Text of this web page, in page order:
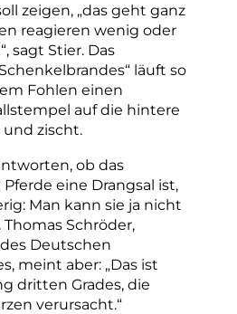
zeigen, „das geht ganz
reagieren wenig oder
sagt Stier. Das
läuft so
Fohlen einen
auf die hintere
und zischt.
ob das
eine Drangsal ist,
Man kann sie ja nicht
Schröder,
Deutschen
meint aber: „Das ist
dritten Grades, die
verursacht.“